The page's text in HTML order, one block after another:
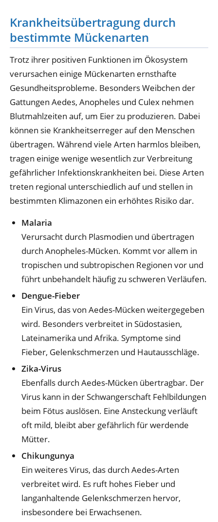
Krankheitsübertragung durch
bestimmte Mückenarten
Trotz ihrer positiven Funktionen im Ökosystem
verursachen einige Mückenarten ernsthafte
Gesundheitsprobleme. Besonders Weibchen der
Gattungen Aedes, Anopheles und Culex nehmen
Blutmahlzeiten auf, um Eier zu produzieren. Dabei
können sie Krankheitserreger auf den Menschen
übertragen. Während viele Arten harmlos bleiben,
tragen einige wenige wesentlich zur Verbreitung
gefährlicher Infektionskrankheiten bei. Diese Arten
treten regional unterschiedlich auf und stellen in
bestimmten Klimazonen ein erhöhtes Risiko dar.
Malaria
Verursacht durch Plasmodien und übertragen
durch Anopheles-Mücken. Kommt vor allem in
tropischen und subtropischen Regionen vor und
führt unbehandelt häufig zu schweren Verläufen.
Dengue-Fieber
Ein Virus, das von Aedes-Mücken weitergegeben
wird. Besonders verbreitet in Südostasien,
Lateinamerika und Afrika. Symptome sind
Fieber, Gelenkschmerzen und Hautausschläge.
Zika-Virus
Ebenfalls durch Aedes-Mücken übertragbar. Der
Virus kann in der Schwangerschaft Fehlbildungen
beim Fötus auslösen. Eine Ansteckung verläuft
oft mild, bleibt aber gefährlich für werdende
Mütter.
Chikungunya
Ein weiteres Virus, das durch Aedes-Arten
verbreitet wird. Es ruft hohes Fieber und
langanhaltende Gelenkschmerzen hervor,
insbesondere bei Erwachsenen.